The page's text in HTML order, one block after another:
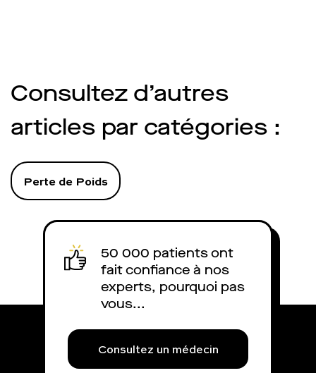
de Saxenda ?
médecins ? Quel
est-il remboursé
explique.
Consultez d’autres
articles par catégories :
Perte de Poids
50 000 patients ont
fait confiance à nos
experts, pourquoi pas
vous...
Consultez un médecin